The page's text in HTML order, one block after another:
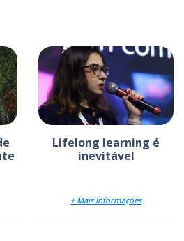
Lifelong learning é
inevitável
+ Mais Informações